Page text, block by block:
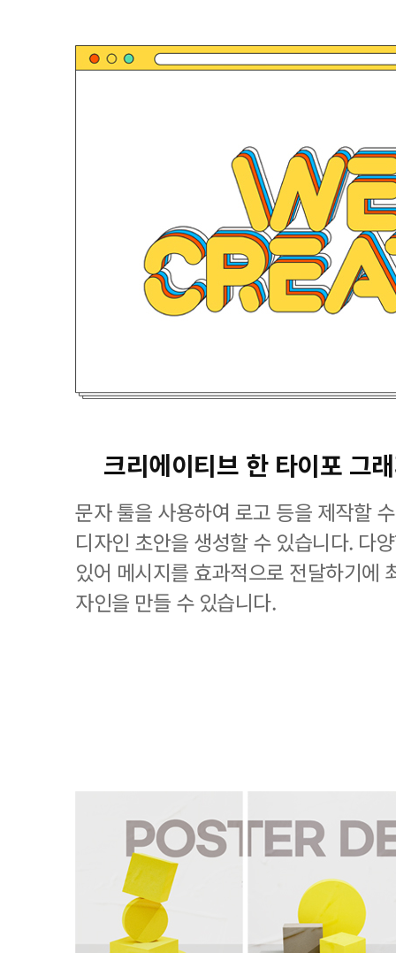
크리에이티브 한 타이포 그
문자 툴을 사용하여 로고 등을 제작할
디자인 초안을 생성할 수 있습니다. 다
있어 메시지를 효과적으로 전달하기에
자인을 만들 수 있습니다.